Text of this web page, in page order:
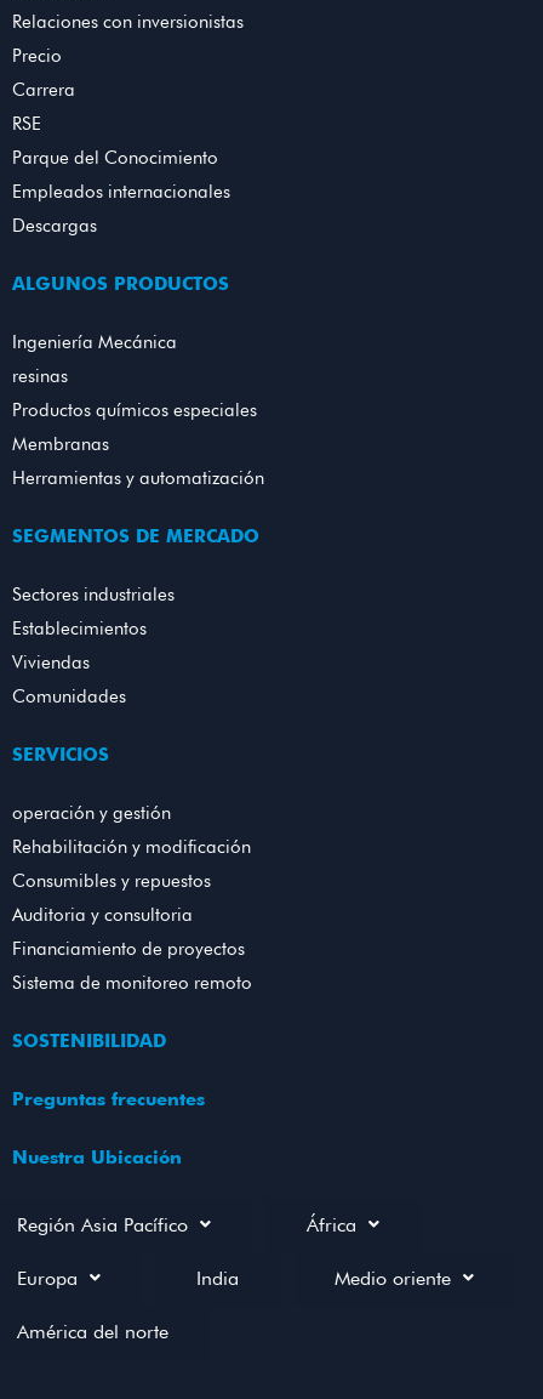
Relaciones con inversionistas
Precio
Carrera
RSE
Parque del Conocimiento
Empleados internacionales
Descargas
ALGUNOS PRODUCTOS
Ingeniería Mecánica
resinas
Productos químicos especiales
Membranas
Herramientas y automatización
SEGMENTOS DE MERCADO
Sectores industriales
Establecimientos
Viviendas
Comunidades
SERVICIOS
operación y gestión
Rehabilitación y modificación
Consumibles y repuestos
Auditoria y consultoria
Financiamiento de proyectos
Sistema de monitoreo remoto
SOSTENIBILIDAD
Preguntas frecuentes
Nuestra Ubicación
Región Asia Pacífico África
Europa India Medio oriente
América del norte